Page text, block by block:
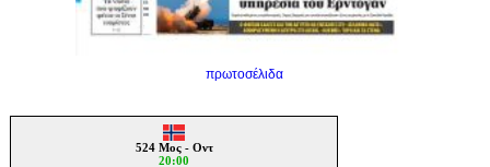
πρωτοσέλιδα